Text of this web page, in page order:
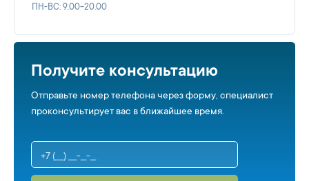
ПН-ВС: 9.00-20.00
Получите консультацию
Отправьте номер телефона через форму, специалист
проконсультирует вас в ближайшее время.